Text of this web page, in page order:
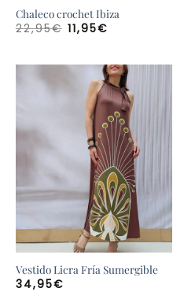
Chaleco crochet Ibiza
22,95€ El
precio
22,95€.
11,95€El
11,95€.
Vestido Licra Fría Sumergible
34,95€